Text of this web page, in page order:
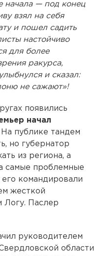
начала — под конец
взял на себя
и пошел садить
настойчиво
для более
ракурса,
и сказал:
не сажают»!
появились
начал
На публике тандем
но губернатор
из региона, а
самые проблемные
его командировали
жесткой
Логу. Паслер
руководителем
области